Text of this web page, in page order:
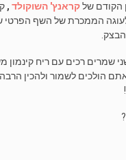
הקודם שלקראנץ' השוקולד ,
הממכרת של השף הפרטי
שמרים רכים עם ריח קינמון
הולכים לשמור ולהכין